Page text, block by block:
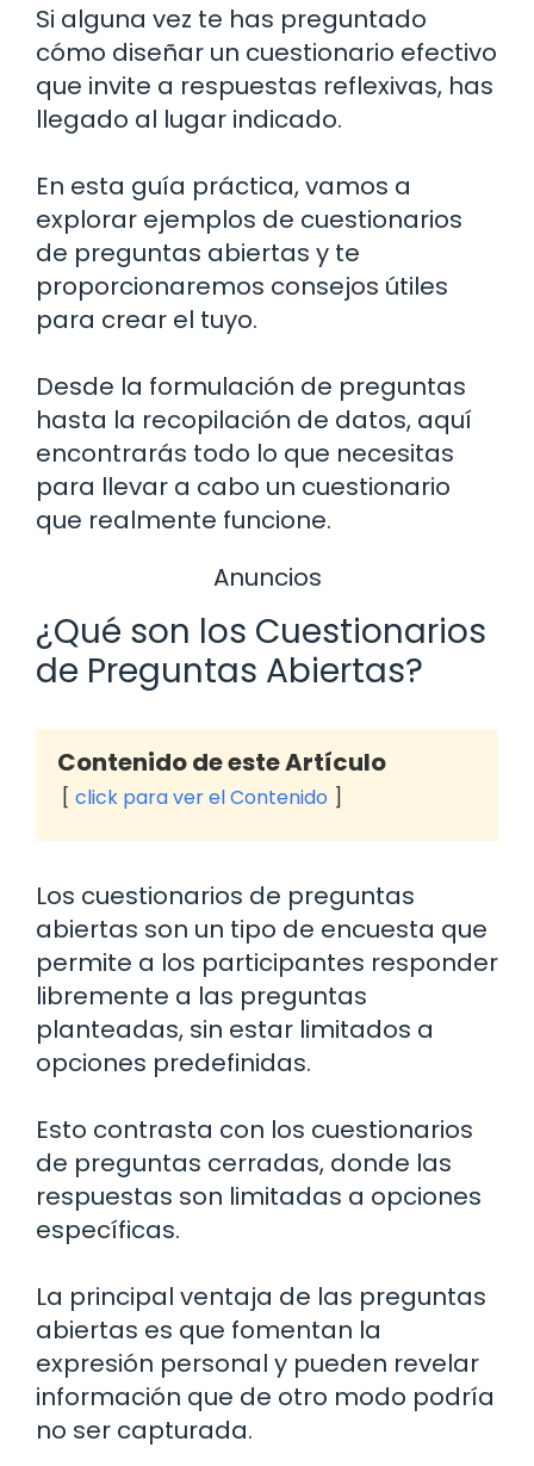
Si alguna vez te has preguntado
cómo diseñar un cuestionario efectivo
que invite a respuestas reflexivas, has
llegado al lugar indicado.
En esta guía práctica, vamos a
explorar ejemplos de cuestionarios
de preguntas abiertas y te
proporcionaremos consejos útiles
para crear el tuyo.
Desde la formulación de preguntas
hasta la recopilación de datos, aquí
encontrarás todo lo que necesitas
para llevar a cabo un cuestionario
que realmente funcione.
Anuncios
¿Qué son los Cuestionarios
de Preguntas Abiertas?
Contenido de este Artículo
click para ver el Contenido
Los cuestionarios de preguntas
abiertas son un tipo de encuesta que
permite a los participantes responder
libremente a las preguntas
planteadas, sin estar limitados a
opciones predefinidas.
Esto contrasta con los cuestionarios
de preguntas cerradas, donde las
respuestas son limitadas a opciones
específicas.
La principal ventaja de las preguntas
abiertas es que fomentan la
expresión personal y pueden revelar
información que de otro modo podría
no ser capturada.